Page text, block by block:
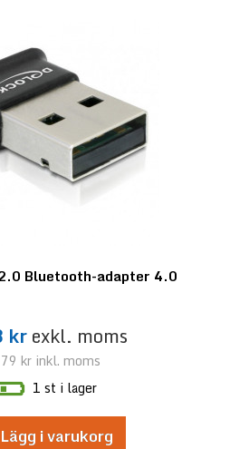
Bluetooth-adapter 4.0
krexkl. moms
krinkl. moms
1 st i lager
Lägg i varukorg